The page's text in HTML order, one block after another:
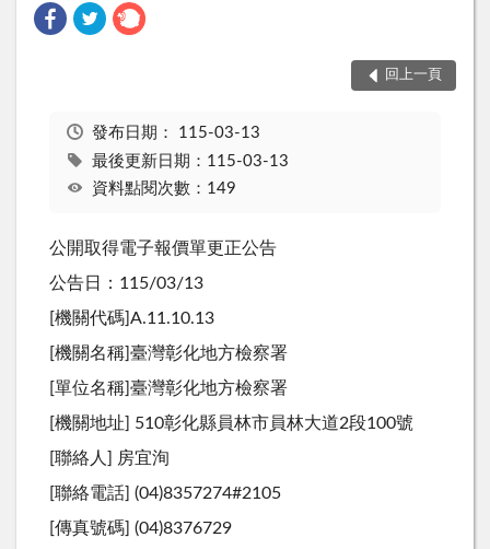
回上一頁
發布日期： 115-03-13
最後更新日期：115-03-13
資料點閱次數：149
公開取得電子報價單更正公告
公告日：115/03/13
[機關代碼]A.11.10.13
[機關名稱]臺灣彰化地方檢察署
[單位名稱]臺灣彰化地方檢察署
[機關地址] 510彰化縣員林市員林大道2段100號
[聯絡人] 房宜洵
[聯絡電話] (04)8357274#2105
[傳真號碼] (04)8376729